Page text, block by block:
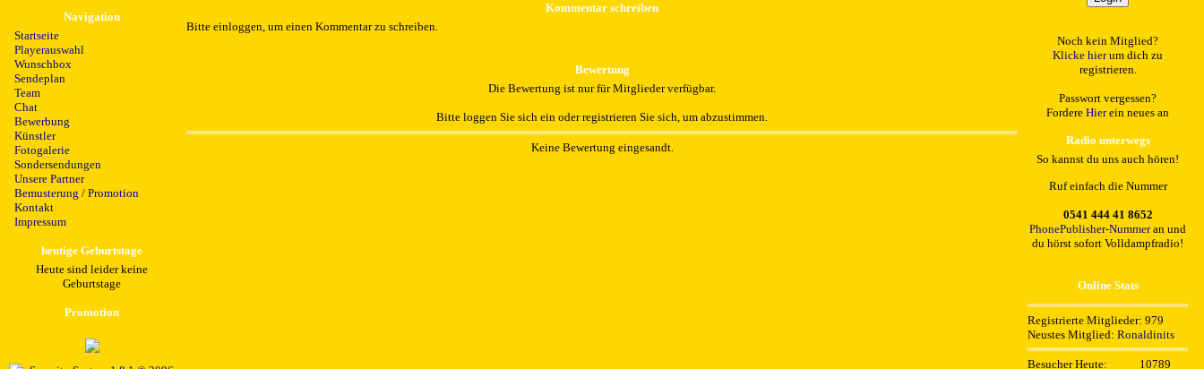
Navigation
Startseite
Playerauswahl
Wunschbox
Sendeplan
Team
Chat
Bewerbung
Künstler
Fotogalerie
Sondersendungen
Unsere Partner
Bemusterung / Promotion
Kontakt
Impressum
heutige Geburtstage
Heute sind leider keine
Geburtstage
Promotion
Kommentar schreiben
Bitte einloggen, um einen Kommentar zu schreiben.
Bewertung
Die Bewertung ist nur für Mitglieder verfügbar.
Bitte loggen Sie sich ein oder registrieren Sie sich, um abzustimmen.
Keine Bewertung eingesandt.
Noch kein Mitglied?
Klicke hierum dich zu
registrieren.
Passwort vergessen?
Fordere Hierein neues an
Radio unterwegs
So kannst du uns auch hören!
Ruf einfach die Nummer
0541 444 41 8652
PhonePublisher-Nummeran und
du hörst sofort Volldampfradio!
Online Stats
Registrierte Mitglieder: 979
Neustes Mitglied: Ronaldinits
Besucher Heute:
10789